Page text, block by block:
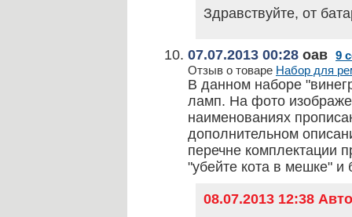
Здравствуйте, от
07.07.2013 00:28 оав 9
Отзыв о товаре Набор для
В данном наборе
ламп. На фото
наименованиях
дополнительном
перечне комплектации
"убейте кота в мешке" и
08.07.2013 12:38